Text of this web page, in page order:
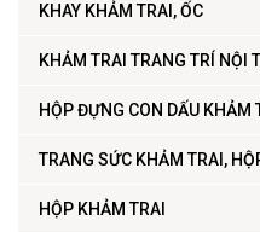
KHAY KHẢM TRAI, ỐC
KHẢM TRAI TRANG TRÍ NỘI
HỘP ĐỰNG CON DẤU KHẢM
TRANG SỨC KHẢM TRAI,
HỘP KHẢM TRAI